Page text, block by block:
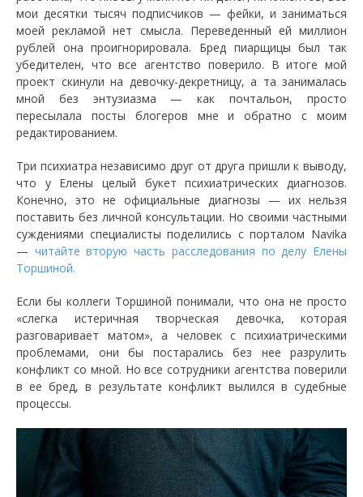
мои десятки тысяч подписчиков — фейки, и заниматься
моей рекламой нет смысла. Переведенный ей миллион
рублей она проигнорировала. Бред пиарщицы был так
убедителен, что все агентство поверило. В итоге мой
проект скинули на девочку-декретницу, а та занималась
мной без энтузиазма — как почтальон, просто
пересылала посты блогеров мне и обратно с моим
редактированием.
Три психиатра независимо друг от друга пришли к выводу,
что у Елены целый букет психиатрических диагнозов.
Конечно, это не официальные диагнозы — их нельзя
поставить без личной консультации. Но своими частными
суждениями специалисты поделились с порталом Navika
— читайте вторую часть расследования по делу Елены
Торшиной.
Если бы коллеги Торшиной понимали, что она не просто
«слегка истеричная творческая девочка, которая
разговаривает матом», а человек с психиатрическими
проблемами, они бы постарались без нее разрулить
конфликт со мной. Но все сотрудники агентства поверили
в ее бред, в результате конфликт вылился в судебные
процессы.